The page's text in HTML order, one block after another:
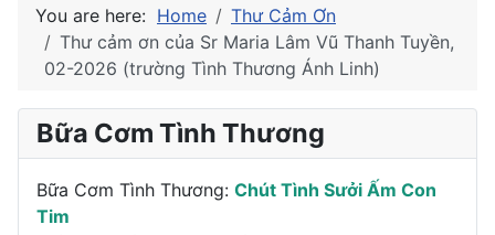
You are here: Home
Thư Cảm Ơn
Thư cảm ơn của Sr Maria Lâm Vũ Thanh Tuyền,
02-2026 (trường Tình Thương Ánh Linh)
Bữa Cơm Tình Thương
Bữa Cơm Tình Thương: Chút Tình Sưởi Ấm Con
Tim